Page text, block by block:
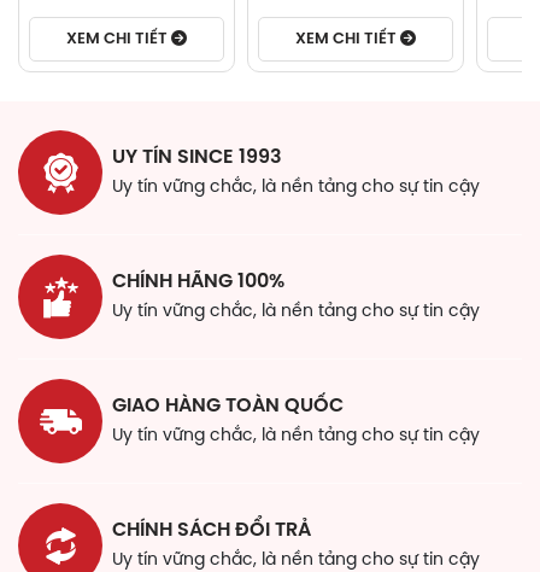
XEM CHI TIẾT XEM CHI TIẾT
UY TÍN SINCE 1993
Uy tín vững chắc, là nền tảng cho sự tin cậy
CHÍNH HÃNG 100%
Uy tín vững chắc, là nền tảng cho sự tin cậy
GIAO HÀNG TOÀN QUỐC
Uy tín vững chắc, là nền tảng cho sự tin cậy
CHÍNH SÁCH ĐỔI TRẢ
Uy tín vững chắc, là nền tảng cho sự tin cậy